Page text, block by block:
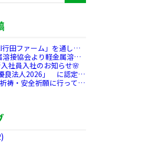
行田ファーム」を通し
たちが働ける場を創出
活動を推進していきま
接協会より軽金属溶接
受賞しました🎊
社員入社のお知らせ🌸
良法人2026」 に認定さ
祷・安全祈願に行ってき